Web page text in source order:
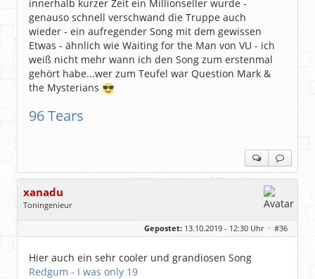
innerhalb kurzer Zeit ein Millionseller wurde -
genauso schnell verschwand die Truppe auch
wieder - ein aufregender Song mit dem gewissen
Etwas - ähnlich wie Waiting for the Man von VU - ich
weiß nicht mehr wann ich den Song zum erstenmal
gehört habe...wer zum Teufel war Question Mark &
the Mysterians
96 Tears
xanadu
Toningenieur
Geschlecht:
Rain am Lech (Bayern)
Alter:
54
Beiträge:
6540
Dabei seit:
05 / 2006
Gepostet: 13.10.2019 - 12:30 Uhr · #36
Hier auch ein sehr cooler und grandiosen Song
Redgum - I was only 19